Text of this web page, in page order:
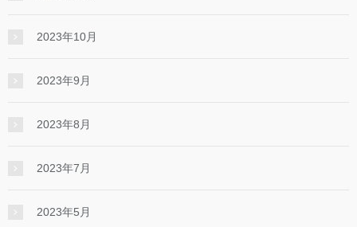
2023年10月
2023年9月
2023年8月
2023年7月
2023年5月